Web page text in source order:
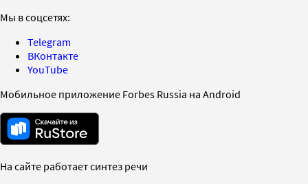
Мы в соцсетях:
Telegram
ВКонтакте
YouTube
Мобильное приложение Forbes Russia на Android
На сайте работает синтез речи